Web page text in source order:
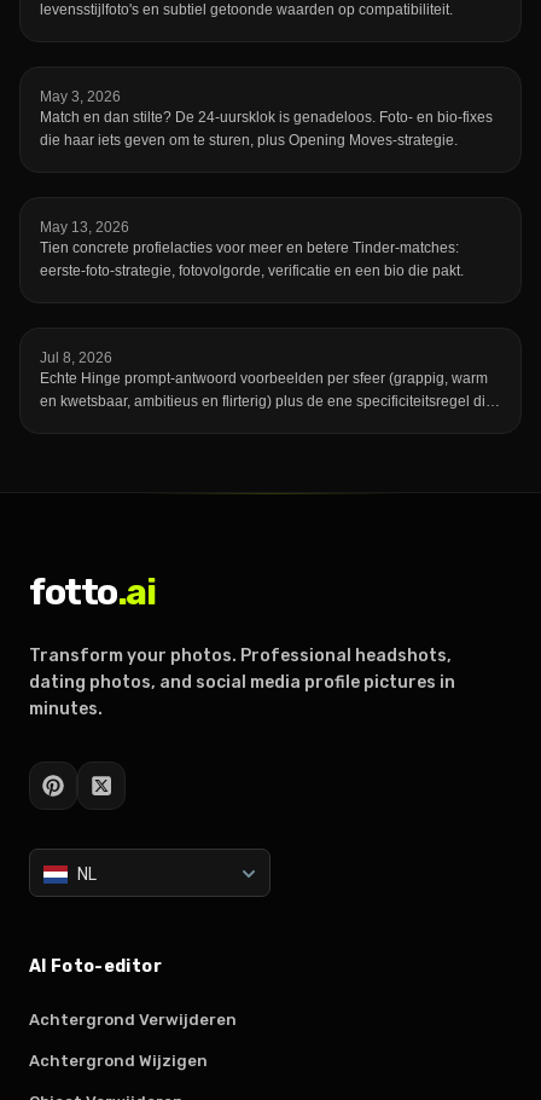
levensstijlfoto's en subtiel getoonde waarden op compatibiliteit.
May 3, 2026
Match en dan stilte? De 24-uursklok is genadeloos. Foto- en bio-fixes
die haar iets geven om te sturen, plus Opening Moves-strategie.
May 13, 2026
Tien concrete profielacties voor meer en betere Tinder-matches:
eerste-foto-strategie, fotovolgorde, verificatie en een bio die pakt.
Jul 8, 2026
Echte Hinge prompt-antwoord voorbeelden per sfeer (grappig, warm
en kwetsbaar, ambitieus en flirterig) plus de ene specificiteitsregel die
fotto.ai
Transform your photos. Professional headshots,
dating photos, and social media profile pictures in
minutes.
NL
AI Foto-editor
Achtergrond Verwijderen
Achtergrond Wijzigen